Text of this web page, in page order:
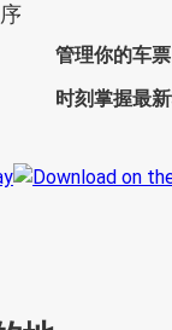
管理你的车票
时刻掌握最